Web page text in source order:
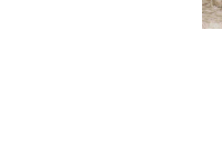
Lenjerii De Pat, Finet